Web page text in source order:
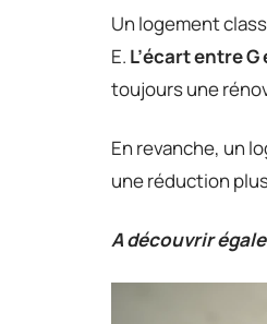
Un logement
E. L’écart entre
toujours une
En revanche, un
une réduction
A découvrir